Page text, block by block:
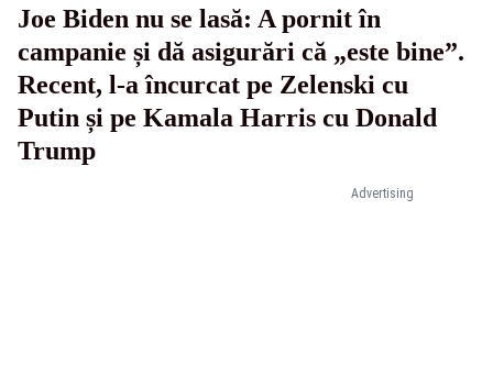
Advertising
Joe Biden nu se lasă: A pornit în
campanie și dă asigurări că „este bine”.
Recent, l-a încurcat pe Zelenski cu
Putin și pe Kamala Harris cu Donald
Trump